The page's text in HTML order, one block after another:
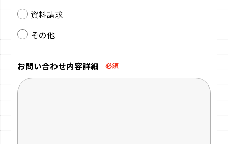
資料請求
その他
お問い合わせ内容詳細 必須